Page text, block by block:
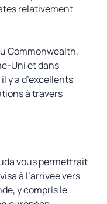
relativement
Commonwealth,
Uni et dans
y a d’excellents
à travers
vous permettrait
à l’arrivée vers
y compris le